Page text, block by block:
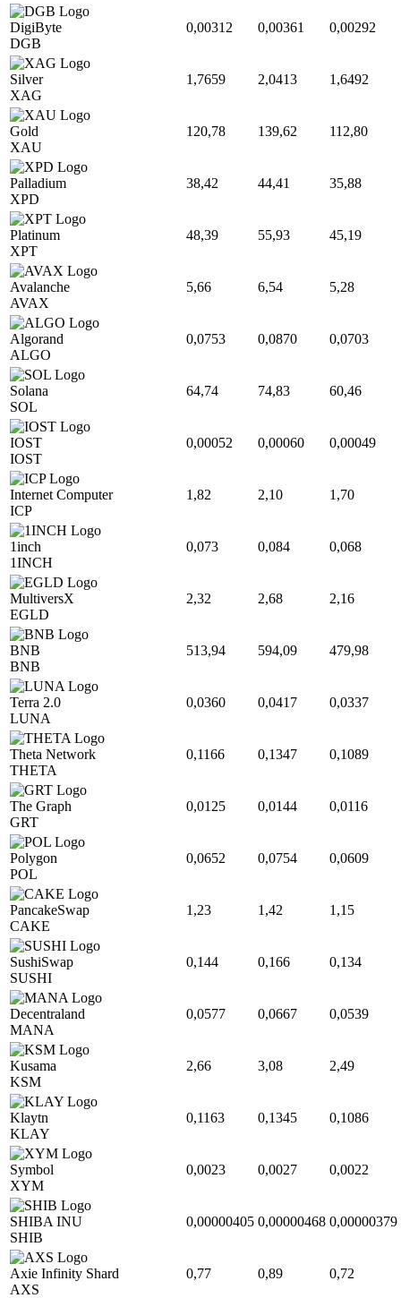
DigiByte
DGB
0,00312 0,00361 0,00292
Silver
XAG
1,7659 2,0413 1,6492
Gold
XAU
120,78 139,62 112,80
Palladium
XPD
38,42 44,41 35,88
Platinum
XPT
48,39 55,93 45,19
Avalanche
AVAX
5,66 6,54 5,28
Algorand
ALGO
0,0753 0,0870 0,0703
Solana
SOL
64,74 74,83 60,46
IOST
IOST
0,00052 0,00060 0,00049
Internet Computer
ICP
1,82 2,10 1,70
1inch
1INCH
0,073 0,084 0,068
MultiversX
EGLD
2,32 2,68 2,16
BNB
BNB
513,94 594,09 479,98
Terra 2.0
LUNA
0,0360 0,0417 0,0337
Theta Network
THETA
0,1166 0,1347 0,1089
The Graph
GRT
0,0125 0,0144 0,0116
Polygon
POL
0,0652 0,0754 0,0609
PancakeSwap
CAKE
1,23 1,42 1,15
SushiSwap
SUSHI
0,144 0,166 0,134
Decentraland
MANA
0,0577 0,0667 0,0539
Kusama
KSM
2,66 3,08 2,49
Klaytn
KLAY
0,1163 0,1345 0,1086
Symbol
XYM
0,0023 0,0027 0,0022
SHIBA INU
SHIB
0,00000405 0,00000468 0,00000379
Axie Infinity Shard
AXS
0,77 0,89 0,72